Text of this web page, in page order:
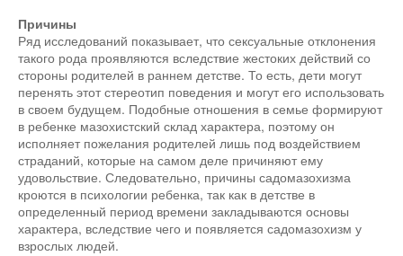
Причины
Ряд исследований показывает, что сексуальные отклонения
такого рода проявляются вследствие жестоких действий со
стороны родителей в раннем детстве. То есть, дети могут
перенять этот стереотип поведения и могут его использовать
в своем будущем. Подобные отношения в семье формируют
в ребенке мазохистский склад характера, поэтому он
исполняет пожелания родителей лишь под воздействием
страданий, которые на самом деле причиняют ему
удовольствие. Следовательно, причины садомазохизма
кроются в психологии ребенка, так как в детстве в
определенный период времени закладываются основы
характера, вследствие чего и появляется садомазохизм у
взрослых людей.